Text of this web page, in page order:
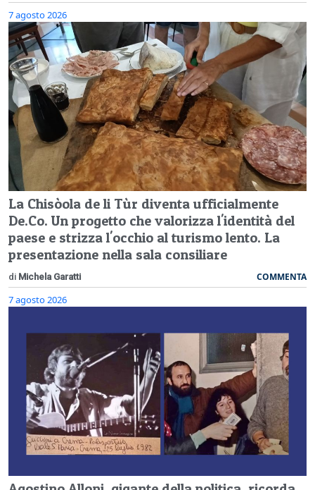
7 agosto 2026
La Chisòola de li Tùr diventa ufficialmente
De.Co. Un progetto che valorizza l'identità del
paese e strizza l'occhio al turismo lento. La
presentazione nella sala consiliare
di Michela Garatti COMMENTA
7 agosto 2026